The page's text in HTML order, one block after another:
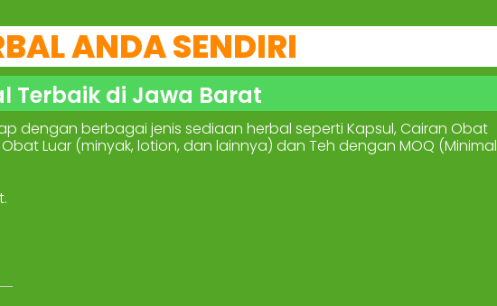
ANDA SENDIRI
Terbaik di Jawa Barat
dengan berbagai jenis sediaan herbal seperti Kapsul, Cairan Obat
Luar (minyak, lotion, dan lainnya) dan Teh dengan MOQ (Minimal